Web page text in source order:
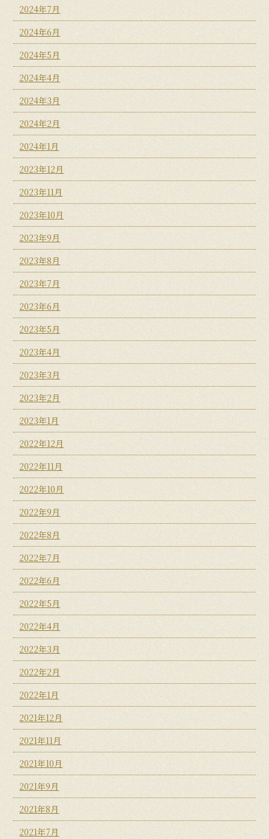
2024年7月
2024年6月
2024年5月
2024年4月
2024年3月
2024年2月
2024年1月
2023年12月
2023年11月
2023年10月
2023年9月
2023年8月
2023年7月
2023年6月
2023年5月
2023年4月
2023年3月
2023年2月
2023年1月
2022年12月
2022年11月
2022年10月
2022年9月
2022年8月
2022年7月
2022年6月
2022年5月
2022年4月
2022年3月
2022年2月
2022年1月
2021年12月
2021年11月
2021年10月
2021年9月
2021年8月
2021年7月